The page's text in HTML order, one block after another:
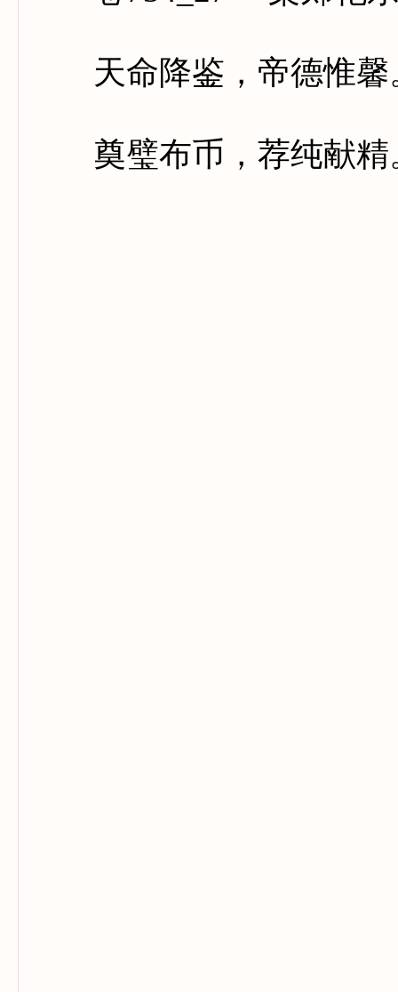
天命降鉴，帝德惟馨
奠璧布币，荐纯献精